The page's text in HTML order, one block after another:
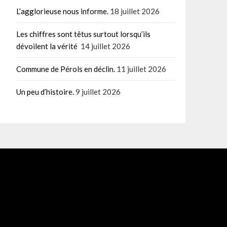
L’agglorieuse nous informe. 18 juillet 2026
Les chiffres sont têtus surtout lorsqu’ils
dévoilent la vérité 14 juillet 2026
Commune de Pérols en déclin. 11 juillet 2026
Un peu d’histoire.9 juillet 2026